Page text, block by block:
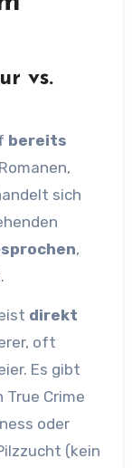
vs.
bereits
sich
,
direkt
oft
Es gibt
True Crime
oder
(kein